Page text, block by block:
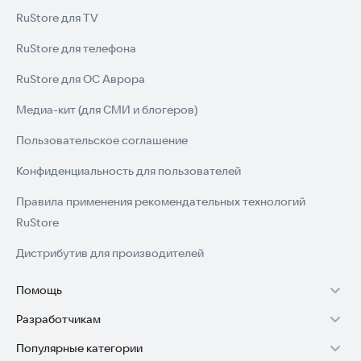
RuStore для TV
RuStore для телефона
RuStore для ОС Аврора
Медиа-кит (для СМИ и блогеров)
Пользовательское соглашение
Конфиденциальность для пользователей
Правила применения рекомендательных технологий
RuStore
Дистрибутив для производителей
Помощь
Установка RuStore на TV
Установка RuStore на телефон
Разработчикам
Зарабатывать с RuStore
Популярные категории